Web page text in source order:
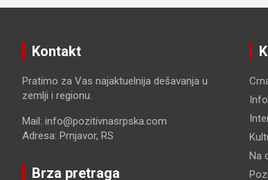
Kontakt
Pratimo za Vas najaktuelnija dešavanja u
zemlji i regionu.
Mail: info@pozitivnasrpska.com
Adresa: Prnjavor, RS
Brza pretraga
Na